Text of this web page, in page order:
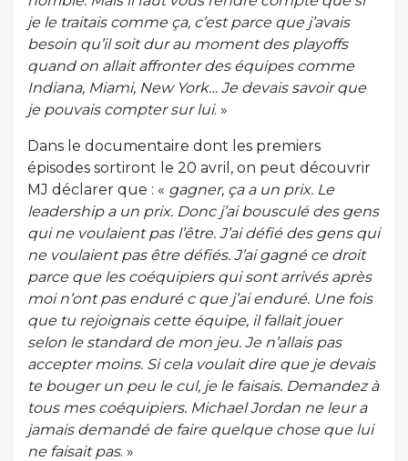
je le traitais comme ça, c’est parce que j’avais
besoin qu’il soit dur au moment des playoffs
quand on allait affronter des équipes comme
Indiana, Miami, New York… Je devais savoir que
je pouvais compter sur lui. »
Dans le documentaire dont les premiers
épisodes sortiront le 20 avril, on peut découvrir
MJ déclarer que : « gagner, ça a un prix. Le
leadership a un prix. Donc j’ai bousculé des gens
qui ne voulaient pas l’être. J’ai défié des gens qui
ne voulaient pas être défiés. J’ai gagné ce droit
parce que les coéquipiers qui sont arrivés après
moi n’ont pas enduré c que j’ai enduré. Une fois
que tu rejoignais cette équipe, il fallait jouer
selon le standard de mon jeu. Je n’allais pas
accepter moins. Si cela voulait dire que je devais
te bouger un peu le cul, je le faisais. Demandez à
tous mes coéquipiers. Michael Jordan ne leur a
jamais demandé de faire quelque chose que lui
ne faisait pas. »